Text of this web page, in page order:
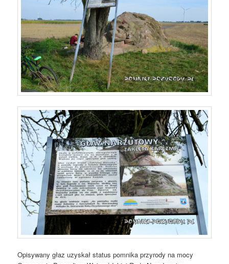
Opisywany głaz uzyskał status pomnika przyrody na mocy